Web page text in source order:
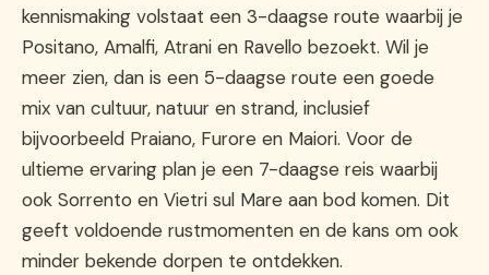
kennismaking volstaat een 3-daagse route waarbij je
Positano, Amalfi, Atrani en Ravello bezoekt. Wil je
meer zien, dan is een 5-daagse route een goede
mix van cultuur, natuur en strand, inclusief
bijvoorbeeld Praiano, Furore en Maiori. Voor de
ultieme ervaring plan je een 7-daagse reis waarbij
ook Sorrento en Vietri sul Mare aan bod komen. Dit
geeft voldoende rustmomenten en de kans om ook
minder bekende dorpen te ontdekken.